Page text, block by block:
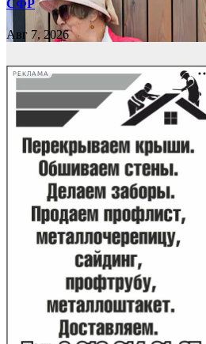
СФР
Авг 7, 2026
РЕКЛАМА